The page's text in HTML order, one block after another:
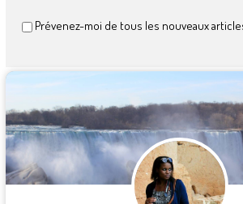
Prévenez-moi de tous les nouveaux